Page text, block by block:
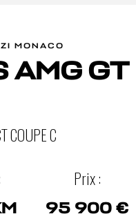
MONACO
AMG GT
COUPE C
Prix :
95 900 €